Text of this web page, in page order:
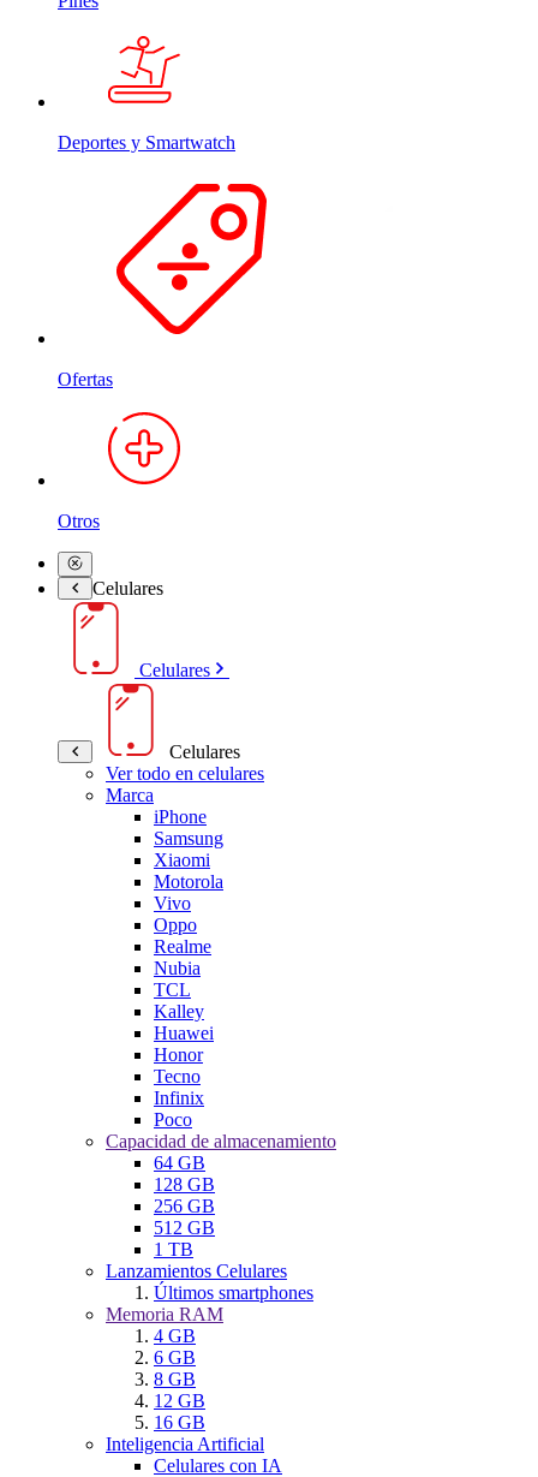
Deportes y Smartwatch
Ofertas
Otros
Celulares
Celulares
Celulares
Ver todo en celulares
Marca
iPhone
Samsung
Xiaomi
Motorola
Vivo
Oppo
Realme
Nubia
TCL
Kalley
Huawei
Honor
Tecno
Infinix
Poco
Capacidad de almacenamiento
64 GB
128 GB
256 GB
512 GB
1 TB
Lanzamientos Celulares
Últimos smartphones
Memoria RAM
4 GB
6 GB
8 GB
12 GB
16 GB
Inteligencia Artificial
Celulares con IA